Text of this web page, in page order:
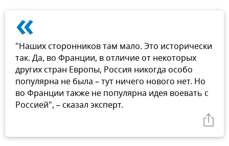
«
"Наших сторонников там мало. Это исторически
так. Да, во Франции, в отличие от некоторых
других стран Европы, Россия никогда особо
популярна не была – тут ничего нового нет. Но
во Франции также не популярна идея воевать с
Россией", – сказал эксперт.